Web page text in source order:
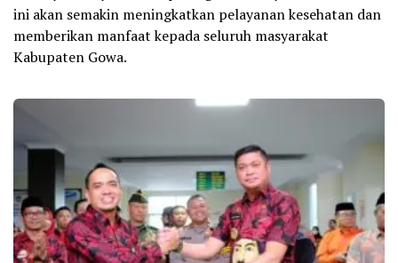
ini akan semakin meningkatkan pelayanan kesehatan dan
memberikan manfaat kepada seluruh masyarakat
Kabupaten Gowa.